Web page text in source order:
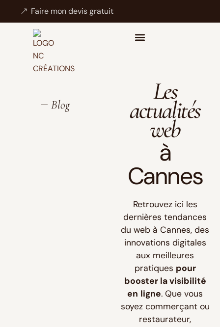
Faire mon devis gratuit
Blog Les
actualités
web
à
Cannes
Retrouvez ici les
dernières tendances
du web à Cannes, des
innovations digitales
aux meilleures
pratiques pour
booster la visibilité
en ligne. Que vous
soyez commerçant ou
restaurateur,